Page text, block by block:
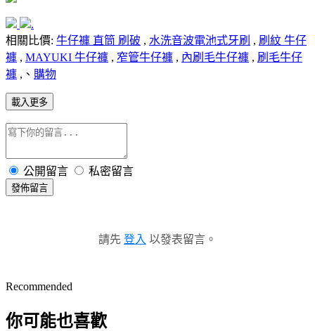
.
相關比價: 牛仔褲 直筒 刷破 , 水洗音波電池式牙刷 , 刷紋 牛仔
褲 , MAYUKI 牛仔褲 , 窄管牛仔褲 , 內刷毛牛仔褲 , 刷毛牛仔
褲 ,、 購物
載入更多
公開留言 私密留言
發佈留言
請先 登入 以發表留言。
Recommended
你可能也喜歡